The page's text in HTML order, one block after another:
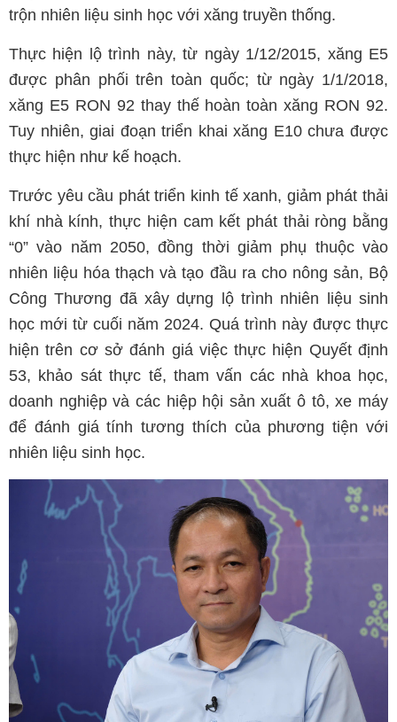
trộn nhiên liệu sinh học với xăng truyền thống.
Thực hiện lộ trình này, từ ngày 1/12/2015, xăng E5
được phân phối trên toàn quốc; từ ngày 1/1/2018,
xăng E5 RON 92 thay thế hoàn toàn xăng RON 92.
Tuy nhiên, giai đoạn triển khai xăng E10 chưa được
thực hiện như kế hoạch.
Trước yêu cầu phát triển kinh tế xanh, giảm phát thải
khí nhà kính, thực hiện cam kết phát thải ròng bằng
“0” vào năm 2050, đồng thời giảm phụ thuộc vào
nhiên liệu hóa thạch và tạo đầu ra cho nông sản, Bộ
Công Thương đã xây dựng lộ trình nhiên liệu sinh
học mới từ cuối năm 2024. Quá trình này được thực
hiện trên cơ sở đánh giá việc thực hiện Quyết định
53, khảo sát thực tế, tham vấn các nhà khoa học,
doanh nghiệp và các hiệp hội sản xuất ô tô, xe máy
để đánh giá tính tương thích của phương tiện với
nhiên liệu sinh học.